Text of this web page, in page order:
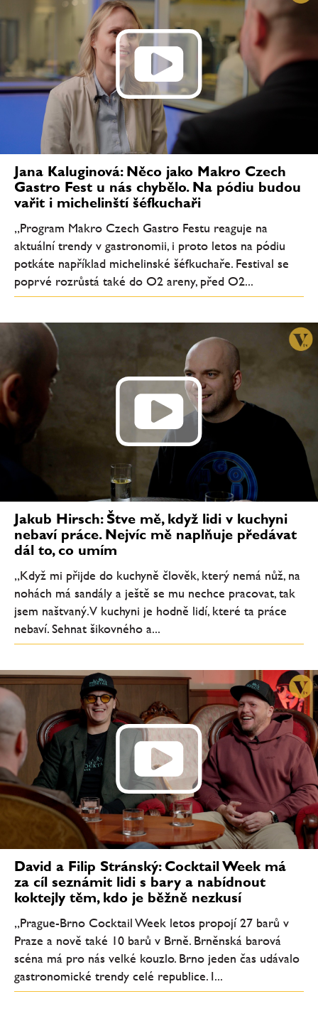
Jana Kaluginová: Něco jako Makro Czech
Gastro Fest u nás chybělo. Na pódiu budou
vařit i michelinští šéfkuchaři
„Program Makro Czech Gastro Festu reaguje na
aktuální trendy v gastronomii, i proto letos na pódiu
potkáte například michelinské šéfkuchaře. Festival se
poprvé rozrůstá také do O2 areny, před O2...
Jakub Hirsch: Štve mě, když lidi v kuchyni
nebaví práce. Nejvíc mě naplňuje předávat
dál to, co umím
„Když mi přijde do kuchyně člověk, který nemá nůž, na
nohách má sandály a ještě se mu nechce pracovat, tak
jsem naštvaný. V kuchyni je hodně lidí, které ta práce
nebaví. Sehnat šikovného a...
David a Filip Stránský: Cocktail Week má
za cíl seznámit lidi s bary a nabídnout
koktejly těm, kdo je běžně nezkusí
„Prague-Brno Cocktail Week letos propojí 27 barů v
Praze a nově také 10 barů v Brně. Brněnská barová
scéna má pro nás velké kouzlo. Brno jeden čas udávalo
gastronomické trendy celé republice. I...